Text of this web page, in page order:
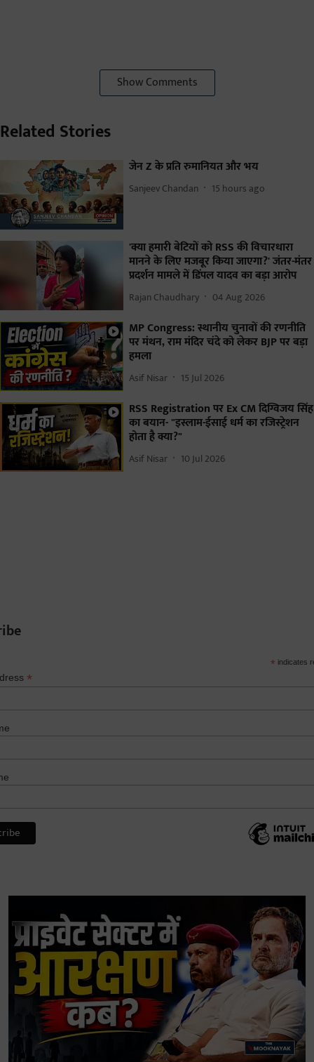
Show Comments
Related Stories
जेन Z के प्रति रुमानियत और भय
Sanjeev Chandan 15 hours ago
'क्या हमारी बेटियों को RSS की विचारधारा
मानने के लिए मजबूर किया जाएगा?' जंतर-मंतर
प्रदर्शन मामले में डिंपल यादव का बड़ा आरोप
Rajan Chaudhary 04 Aug 2026
MP Congress: स्थानीय चुनावों की रणनीति
पर मंथन, राम मंदिर चंदे को लेकर BJP पर बड़ा
हमला
Asif Nisar 15 Jul 2026
RSS Registration पर Ex CM दिग्विजय सिंह
का बयान- "इस्लाम-ईसाई धर्म का रजिस्ट्रेशन
होता है क्या?"
Asif Nisar 10 Jul 2026
* indicates
*